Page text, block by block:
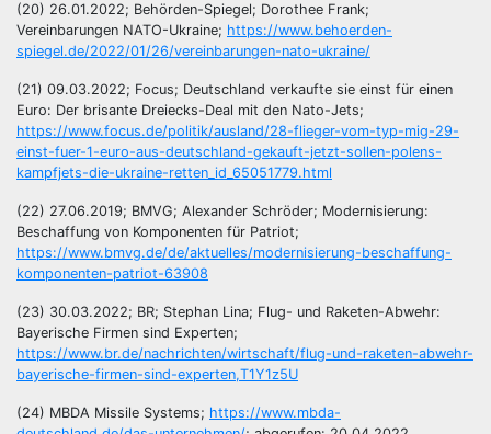
(20) 26.01.2022; Behörden-Spiegel; Dorothee Frank;
Vereinbarungen NATO-Ukraine; https://www.behoerden-
spiegel.de/2022/01/26/vereinbarungen-nato-ukraine/
(21) 09.03.2022; Focus; Deutschland verkaufte sie einst für einen
Euro: Der brisante Dreiecks-Deal mit den Nato-Jets;
https://www.focus.de/politik/ausland/28-flieger-vom-typ-mig-29-
einst-fuer-1-euro-aus-deutschland-gekauft-jetzt-sollen-polens-
kampfjets-die-ukraine-retten_id_65051779.html
(22) 27.06.2019; BMVG; Alexander Schröder; Modernisierung:
Beschaffung von Komponenten für Patriot;
https://www.bmvg.de/de/aktuelles/modernisierung-beschaffung-
komponenten-patriot-63908
(23) 30.03.2022; BR; Stephan Lina; Flug- und Raketen-Abwehr:
Bayerische Firmen sind Experten;
https://www.br.de/nachrichten/wirtschaft/flug-und-raketen-abwehr-
bayerische-firmen-sind-experten,T1Y1z5U
(24) MBDA Missile Systems; https://www.mbda-